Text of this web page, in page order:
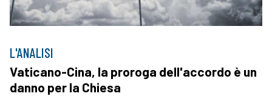
L'ANALISI
Vaticano-Cina, la proroga dell'accordo è un
danno per la Chiesa